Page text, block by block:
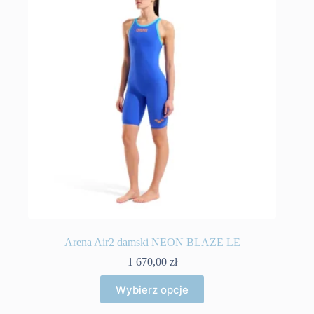
Arena Air2 damski NEON BLAZE LE
1 670,00 zł
Wybierz opcje
produkt
ma